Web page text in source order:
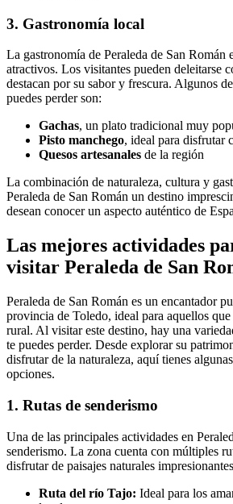
3. Gastronomía local
La gastronomía de Peraleda de San Román
atractivos. Los visitantes pueden deleitarse
destacan por su sabor y frescura. Algunos
puedes perder son:
Gachas, un plato tradicional muy
Pisto manchego, ideal para disfrutar
Quesos artesanales de la región
La combinación de naturaleza, cultura y
Peraleda de San Román un destino
desean conocer un aspecto auténtico de
Las mejores actividades
visitar Peraleda de San
Peraleda de San Román es un encantador
provincia de Toledo, ideal para aquellos que
rural. Al visitar este destino, hay una
te puedes perder. Desde explorar su
disfrutar de la naturaleza, aquí tienes
opciones.
1. Rutas de senderismo
Una de las principales actividades en
senderismo. La zona cuenta con múltiples
disfrutar de paisajes naturales
Ruta del río Tajo: Ideal para los